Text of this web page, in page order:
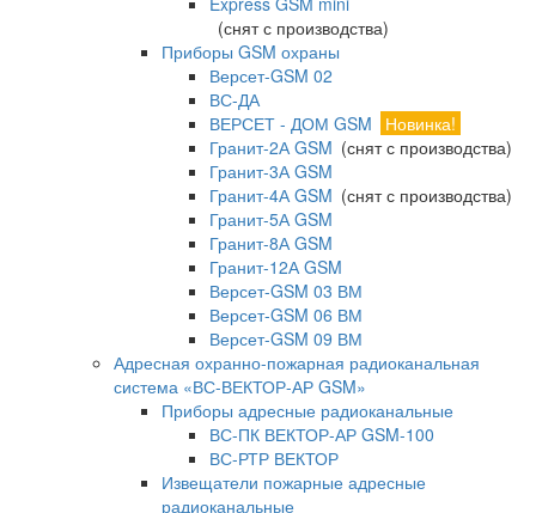
(снят с производства)
Приборы GSM охраны
Версет-GSM 02
ВС-ДА
ВЕРСЕТ - ДОМ GSM
Новинка!
Гранит-2А GSM (снят с производства)
Гранит-3А GSM
Гранит-4А GSM (снят с производства)
Гранит-5А GSM
Гранит-8А GSM
Гранит-12А GSM
Версет-GSM 03 ВМ
Версет-GSM 06 ВМ
Версет-GSM 09 ВМ
Адресная охранно-пожарная радиоканальная
система «ВС-ВЕКТОР-АР GSM»
Приборы адресные радиоканальные
ВС-ПК ВЕКТОР-АР GSM-100
ВС-РТР ВЕКТОР
Извещатели пожарные адресные
радиоканальные